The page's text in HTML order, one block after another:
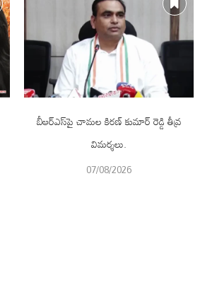
బీఆర్ఎస్‌పై చామల కిరణ్ కుమార్ రెడ్డి తీవ్ర
విమర్శలు.
07/08/2026